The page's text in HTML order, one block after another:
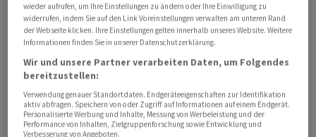
Tata sei im Alter von 86 Jahren verstorben, teilte das
Konglomerat am späten Mittwochabend mit. Die
Nachrichtenagentur Reuters hatte von zwei Insidern
erfahren, dass er in Mumbai in einem Krankenhaus
behandelt wurde. Indiens Ministerpräsident Narendra
Modi würdigte Tata in einer ersten Reaktion auf dem
wieder aufrufen, um Ihre Einstellungen zu ändern oder Ihre Einwilligung zu
widerrufen, indem Sie auf den Link Voreinstellungen verwalten am unteren Rand
der Webseite klicken. Ihre Einstellungen gelten innerhalb unseres Website. Weitere
Informationen finden Sie in unserer Datenschutzerklärung.
Wir und unsere Partner verarbeiten Daten, um Folgendes
bereitzustellen:
Verwendung genauer Standortdaten. Endgeräteeigenschaften zur Identifikation
aktiv abfragen. Speichern von oder Zugriff auf Informationen auf einem Endgerät.
Personalisierte Werbung und Inhalte, Messung von Werbeleistung und der
Performance von Inhalten, Zielgruppenforschung sowie Entwicklung und
Verbesserung von Angeboten.